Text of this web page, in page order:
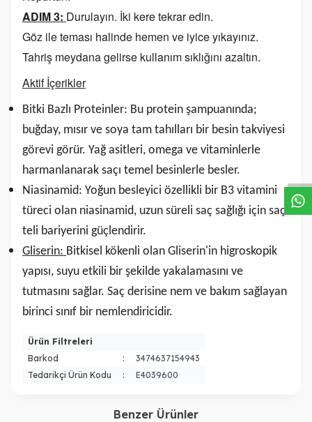
ADIM 3: Durulayın. İki kere tekrar edin.
Göz ile teması halinde hemen ve iyice yıkayınız.
Tahriş meydana gelirse kullanım sıklığını azaltın.
Aktif İçerikler
Bitki Bazlı Proteinler: Bu protein şampuanında;
buğday, mısır ve soya tam tahılları bir besin takviyesi
görevi görür. Yağ asitleri, omega ve vitaminlerle
harmanlanarak saçı temel besinlerle besler.
Niasinamid: Yoğun besleyici özellikli bir B3 vitamini
türeci olan niasinamid, uzun süreli saç sağlığı için saç
teli bariyerini güçlendirir.
Gliserin: Bitkisel kökenli olan Gliserin'in higroskopik
yapısı, suyu etkili bir şekilde yakalamasını ve
tutmasını sağlar. Saç derisine nem ve bakım sağlayan
birinci sınıf bir nemlendiricidir.
Ürün Filtreleri
Barkod
:
3474637154943
Tedarikçi Ürün Kodu
: E4039600
Benzer Ürünler